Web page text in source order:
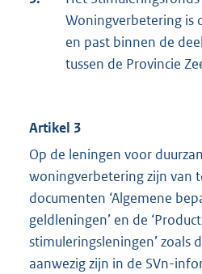
Woningverbetering is
en past binnen de
tussen de Provincie
Artikel 3
Op de leningen voor
woningverbetering zijn van
documenten ‘Algemene
geldleningen’ en de
stimuleringsleningen’ zoals
aanwezig zijn in de SVn-